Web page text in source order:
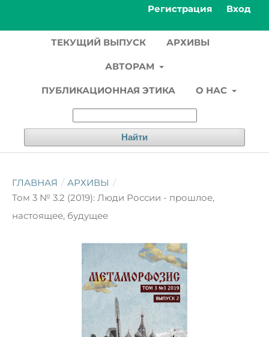
ТЕКУЩИЙ ВЫПУСК АРХИВЫ
АВТОРАМ
ПУБЛИКАЦИОННАЯ ЭТИКА О НАС
Найти
Регистрация Вход
ГЛАВНАЯ / АРХИВЫ /
Том 3 № 3.2 (2019): Люди России - прошлое,
настоящее, будущее